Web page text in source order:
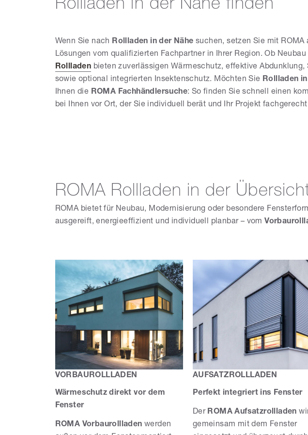
Rollladen in der Nähe finden
Wenn Sie nach Rollladen in der Nähe suchen, setzen Sie mit
Lösungen vom qualifizierten Fachpartner in Ihrer Region. Ob
Rollladen bieten zuverlässigen Wärmeschutz, effektive
sowie optional integrierten Insektenschutz. Möchten Sie Rollladen
Ihnen die ROMA Fachhändlersuche: So finden Sie schnell einen
bei Ihnen vor Ort, der Sie individuell berät und Ihr Projekt
ROMA Rollladen in der
ROMA bietet für Neubau, Modernisierung oder besondere
ausgereift, energieeffizient und individuell planbar – vom
VORBAUROLLLADEN
Wärmeschutz direkt vor dem
Fenster
ROMA Vorbaurollladen werden
AUFSATZROLLLADEN
Perfekt integriert ins Fenster
Der ROMA Aufsatzrollladen
gemeinsam mit dem Fenster